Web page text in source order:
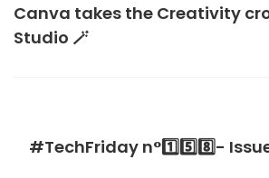
Canva takes the Creativity
Studio 🪄
#TechFriday n°1️⃣5️⃣8️⃣-